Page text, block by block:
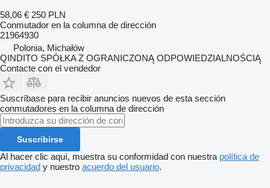
58,06 € 250 PLN
Conmutador en la columna de dirección
21964930
Polonia, Michałów
QINDITO SPÓŁKA Z OGRANICZONĄ ODPOWIEDZIALNOŚCIĄ
Contacte con el vendedor
Suscríbase para recibir anuncios nuevos de esta sección
conmutadores en la columna de dirección
Suscribirse
Al hacer clic aquí, muestra su conformidad con nuestra política de
privacidad y nuestro acuerdo del usuario.